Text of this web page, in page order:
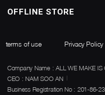
OFFLINE STORE
terms of use Privacy Policy
Company Name : ALL WE MAKE IS
CEO : NAM SOO AN
Business Registration No : 201-86-